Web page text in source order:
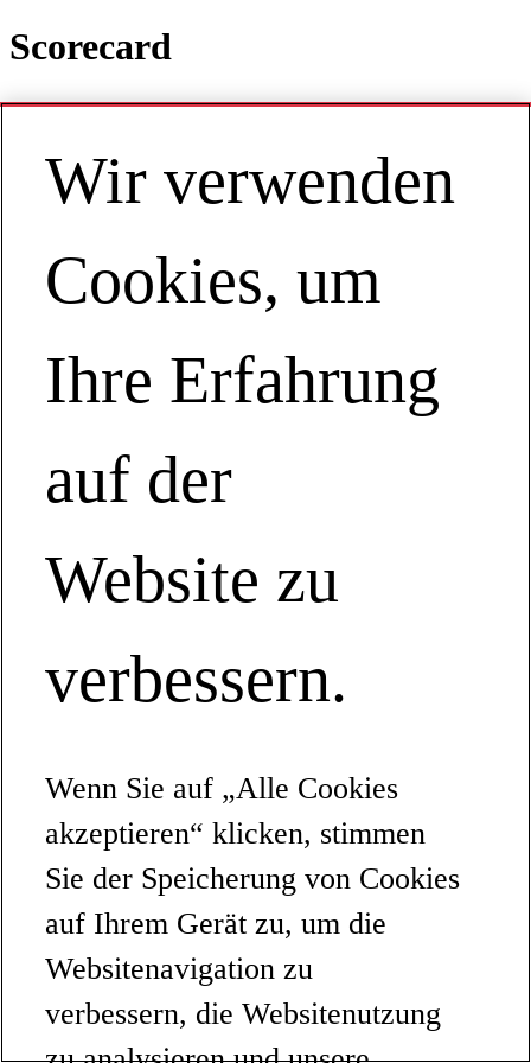
Scorecard
Contact
DE | Europe
Scorecard
Untertitel
Wir verwenden
Cookies, um
Ihre Erfahrung
auf der
Website zu
verbessern.
Wenn Sie auf „Alle Cookies
akzeptieren“ klicken, stimmen
Sie der Speicherung von Cookies
auf Ihrem Gerät zu, um die
Websitenavigation zu
verbessern, die Websitenutzung